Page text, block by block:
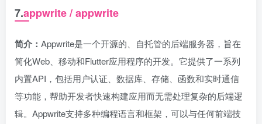
7.appwrite / appwrite
简介： Appwrite是一个开源的、自托管的后端服务器，旨在
简化Web、移动和Flutter应用程序的开发。它提供了一系列
内置API，包括用户认证、数据库、存储、函数和实时通信
等功能，帮助开发者快速构建应用而无需处理复杂的后端逻
辑。Appwrite支持多种编程语言和框架，可以与任何前端技